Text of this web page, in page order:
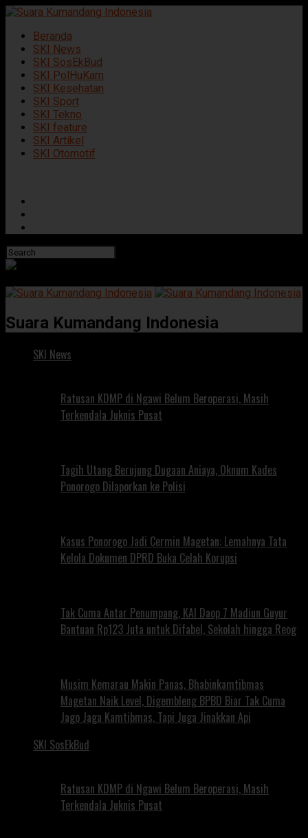
Beranda
SKI News
SKI SosEkBud
SKI PolHuKam
SKI Kesehatan
SKI Sport
SKI Tekno
SKI feature
SKI Artikel
SKI Otomotif
Suara Kumandang Indonesia
SKI News
Ratusan KDMP di Ngawi Belum Beroperasi, Masih
Terkendala Juknis Pusat
Tagih Utang Berujung Dugaan Aniaya, Oknum Kades
Ponorogo Dilaporkan ke Polisi
Kasus Ponorogo Jadi Cermin Magetan: Lemahnya Tata
Kelola Dokumen DPRD Buka Celah Korupsi
Tak Cuma Antar Penumpang, KAI Daop 7 Madiun Guyur
Bantuan Rp123 Juta untuk Difabel, Sekolah hingga Reog
Musim Kemarau Makin Panas, Bhabinkamtibmas
Magetan Naik Level, Digembleng BPBD Biar Tak Cuma
Jago Jaga Kamtibmas, Tapi Juga Jinakkan Api
SKI SosEkBud
Ratusan KDMP di Ngawi Belum Beroperasi, Masih
Terkendala Juknis Pusat